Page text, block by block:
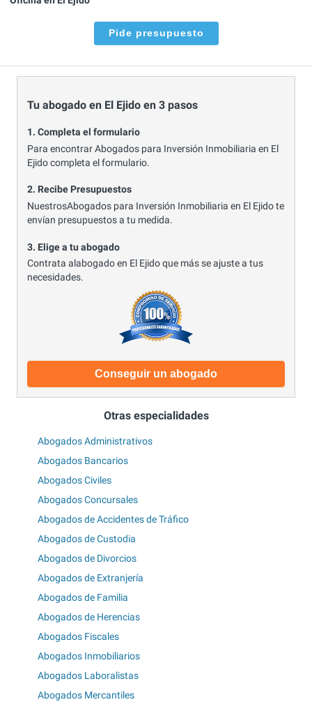
Pide presupuesto
Tu abogado en El Ejido en 3 pasos
1. Completa el formulario
Para encontrar Abogados para Inversión Inmobiliaria en El
Ejido completa el formulario.
2. Recibe Presupuestos
NuestrosAbogados para Inversión Inmobiliaria en El Ejido te
envían presupuestos a tu medida.
3. Elige a tu abogado
Contrata alabogado en El Ejido que más se ajuste a tus
necesidades.
Conseguir un abogado
Otras especialidades
Abogados Administrativos
Abogados Bancarios
Abogados Civiles
Abogados Concursales
Abogados de Accidentes de Tráfico
Abogados de Custodia
Abogados de Divorcios
Abogados de Extranjería
Abogados de Familia
Abogados de Herencias
Abogados Fiscales
Abogados Inmobiliarios
Abogados Laboralistas
Abogados Mercantiles